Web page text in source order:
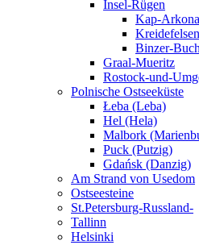
Insel-Rügen
Kap-Arkona
Binzer-
Graal-Mueritz
Rostock-und-
Polnische Ostseeküste
Łeba (Leba)
Hel (Hela)
Malbork
Puck (Putzig)
Gdańsk (Danzig)
Am Strand von Usedom
Ostseesteine
St.Petersburg-Russland-
Tallinn
Helsinki